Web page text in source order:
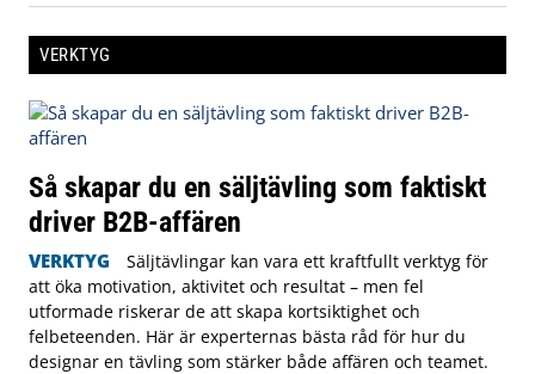
VERKTYG
Så skapar du en säljtävling som faktiskt
driver B2B-affären
VERKTYG
Säljtävlingar kan vara ett kraftfullt verktyg för
att öka motivation, aktivitet och resultat – men fel
utformade riskerar de att skapa kortsiktighet och
felbeteenden. Här är experternas bästa råd för hur du
designar en tävling som stärker både affären och teamet.